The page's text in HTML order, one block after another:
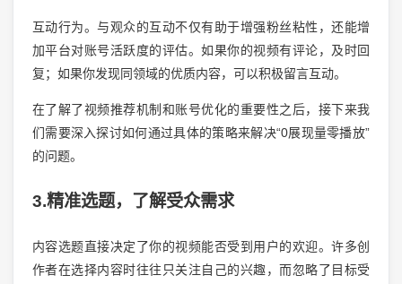
互动行为。与观众的互动不仅有助于增强粉丝粘性，还能增
加平台对账号活跃度的评估。如果你的视频有评论，及时回
复；如果你发现同领域的优质内容，可以积极留言互动。
在了解了视频推荐机制和账号优化的重要性之后，接下来我
们需要深入探讨如何通过具体的策略来解决“0展现量零播放”
的问题。
3.精准选题，了解受众需求
内容选题直接决定了你的视频能否受到用户的欢迎。许多创
作者在选择内容时往往只关注自己的兴趣，而忽略了目标受